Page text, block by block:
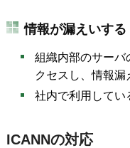
情報が漏えいする
組織内部のサーバ
クセスし、情報漏
社内で利用してい
ICANNの対応